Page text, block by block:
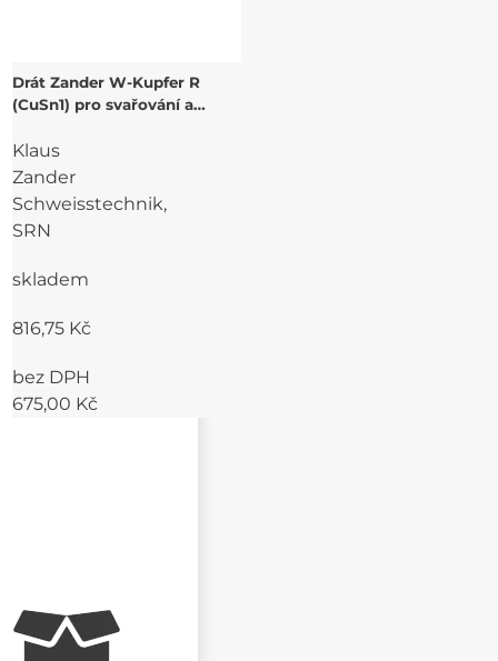
Drát Zander W-Kupfer R
(CuSn1) pro svařování a
Klaus
Zander
Schweisstechnik,
SRN
skladem
816,75 Kč
bez DPH
675,00 Kč